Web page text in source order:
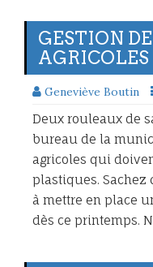
GESTION
AGRICOLES
Geneviève Boutin
Deux rouleaux de
bureau de la
agricoles qui
plastiques.
à mettre en place
dès ce printemps.